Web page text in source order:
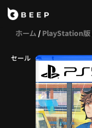
ン
ホーム / PlayStation版
セール